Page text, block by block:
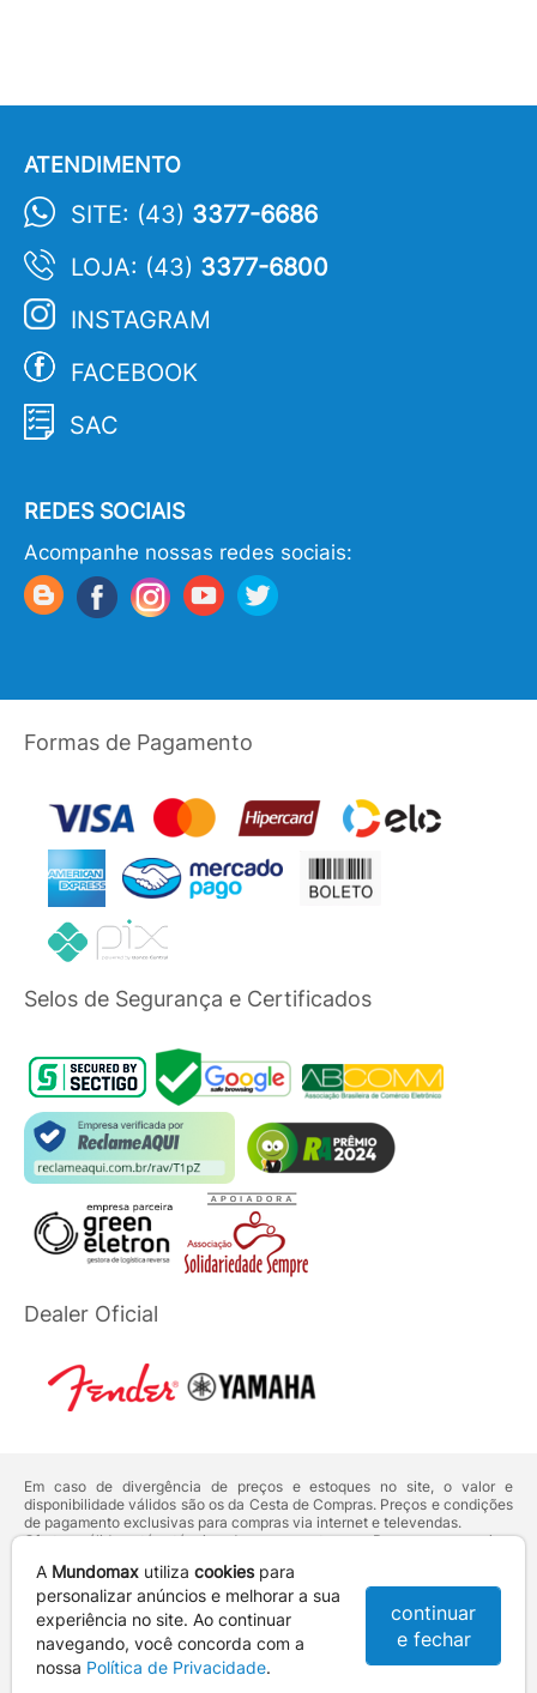
ATENDIMENTO
SITE: (43) 3377-6686
LOJA: (43) 3377-6800
INSTAGRAM
FACEBOOK
SAC
REDES SOCIAIS
Acompanhe nossas redes sociais:
Formas de Pagamento
Selos de Segurança e Certificados
Dealer Oficial
Em caso de divergência de preços e estoques no site, o valor e
disponibilidade válidos são os da Cesta de Compras. Preços e condições
de pagamento exclusivas para compras via internet e televendas.
Ofertas válidas até o término de nossos estoques. Para compras acima
deVenda Corporativa.
Os preços apresentados no site prevalecem sobre outros anunciados em
qualquer outro meio de comunicação ou sites de buscas. Código de
Defesa do Consumidor:Lei nº 8.078.
Vendas sujeitas à confirmação de dados e análises de crédito e risco.
A Mundomax utiliza cookiespara
personalizar anúncios e melhorar a sua
experiência no site. Ao continuar
navegando, você concorda com a
nossa Política de Privacidade.
continuar
e fechar